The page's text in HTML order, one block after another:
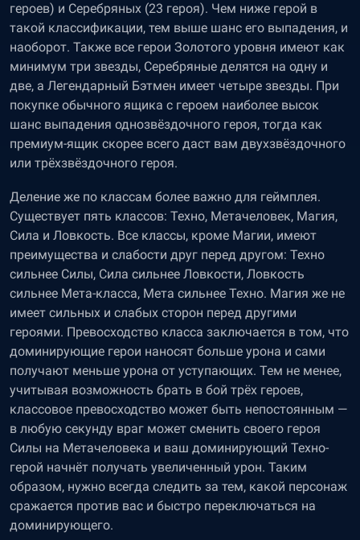
героев) и Серебряных (23 героя). Чем ниже герой в
такой классификации, тем выше шанс его выпадения, и
наоборот. Также все герои Золотого уровня имеют как
минимум три звезды, Серебряные делятся на одну и
две, а Легендарный Бэтмен имеет четыре звезды. При
покупке обычного ящика с героем наиболее высок
шанс выпадения однозвёздочного героя, тогда как
премиум-ящик скорее всего даст вам двухзвёздочного
или трёхзвёздочного героя.
Деление же по классам более важно для геймплея.
Существует пять классов: Техно, Метачеловек, Магия,
Сила и Ловкость. Все классы, кроме Магии, имеют
преимущества и слабости друг перед другом: Техно
сильнее Силы, Сила сильнее Ловкости, Ловкость
сильнее Мета-класса, Мета сильнее Техно. Магия же не
имеет сильных и слабых сторон перед другими
героями. Превосходство класса заключается в том, что
доминирующие герои наносят больше урона и сами
получают меньше урона от уступающих. Тем не менее,
учитывая возможность брать в бой трёх героев,
классовое превосходство может быть непостоянным —
в любую секунду враг может сменить своего героя
Силы на Метачеловека и ваш доминирующий Техно-
герой начнёт получать увеличенный урон. Таким
образом, нужно всегда следить за тем, какой персонаж
сражается против вас и быстро переключаться на
доминирующего.